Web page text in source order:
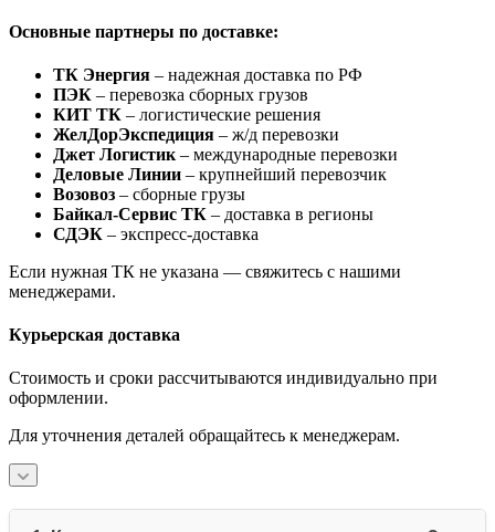
Основные партнеры по доставке:
ТК Энергия – надежная доставка по РФ
ПЭК – перевозка сборных грузов
КИТ ТК – логистические решения
ЖелДорЭкспедиция – ж/д перевозки
Джет Логистик – международные перевозки
Деловые Линии – крупнейший перевозчик
Возовоз – сборные грузы
Байкал-Сервис ТК – доставка в регионы
СДЭК – экспресс-доставка
Если нужная ТК не указана — свяжитесь с нашими
менеджерами.
Курьерская доставка
Стоимость и сроки рассчитываются индивидуально при
оформлении.
Для уточнения деталей обращайтесь к менеджерам.